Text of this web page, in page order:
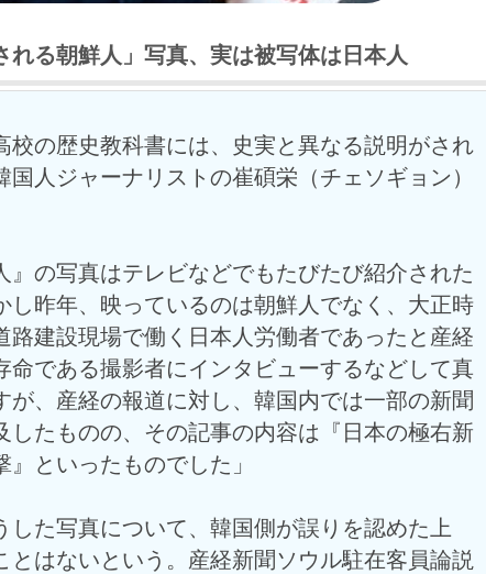
れる朝鮮人」写真、実は被写体は日本人
校の歴史教科書には、史実と異なる説明がされ
人ジャーナリストの崔碩栄（チェソギョン）
』の写真はテレビなどでもたびたび紹介された
し昨年、映っているのは朝鮮人でなく、大正時
路建設現場で働く日本人労働者であったと産経
命である撮影者にインタビューするなどして真
が、産経の報道に対し、韓国内では一部の新聞
したものの、その記事の内容は『日本の極右新
といったものでした」
した写真について、韓国側が誤りを認めた上
とはないという。産経新聞ソウル駐在客員論説